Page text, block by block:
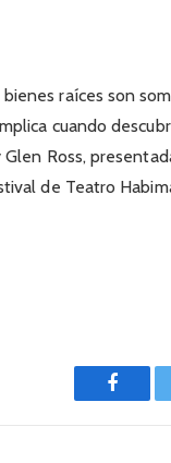
raíces son
cuando
Ross,
de Teatro